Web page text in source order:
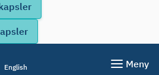
English Meny